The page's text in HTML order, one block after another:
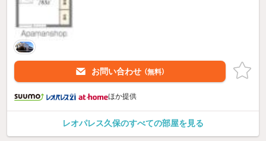
お問い合わせ （無料）
ほか提供
レオパレス久保のすべての部屋を見る